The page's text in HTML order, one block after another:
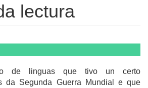
lectura
de linguas que tivo un certo
da Segunda Guerra Mundial e que